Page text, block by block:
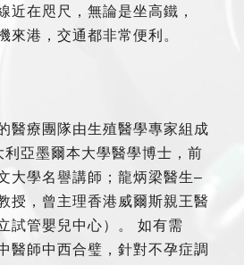
近在咫尺，無論是坐高鐵，
來港，交通都非常便利。
醫療團隊由生殖醫學專家組成
利亞墨爾本大學醫學博士，前
大學名譽講師；龍炳梁醫生–
授，曾主理香港威爾斯親王醫
試管嬰兒中心）。 如有需
醫師中西合璧，針對不孕症調